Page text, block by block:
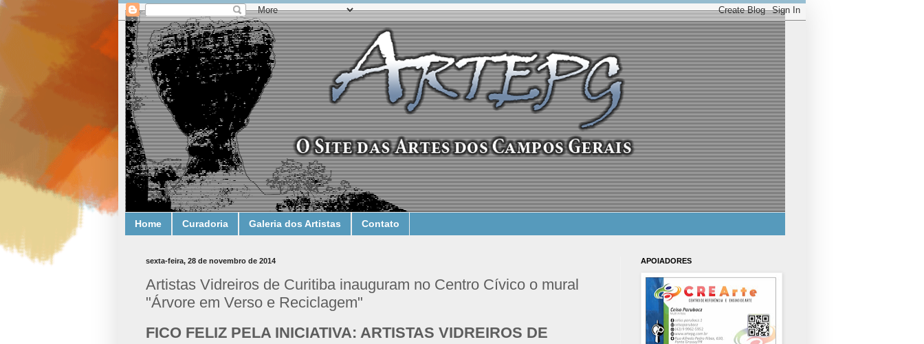
Home Curadoria Galeria dos Artistas Contato
sexta-feira, 28 de novembro de 2014
Artistas Vidreiros de Curitiba inauguram no Centro Cívico o mural
"Árvore em Verso e Reciclagem"
FICO FELIZ PELA INICIATIVA: ARTISTAS VIDREIROS DE
APOIADORES